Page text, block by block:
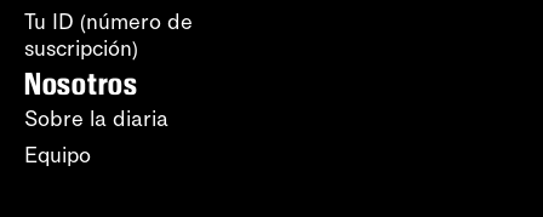
Tu ID (número de
suscripción)
Nosotros
Sobre la diaria
Equipo